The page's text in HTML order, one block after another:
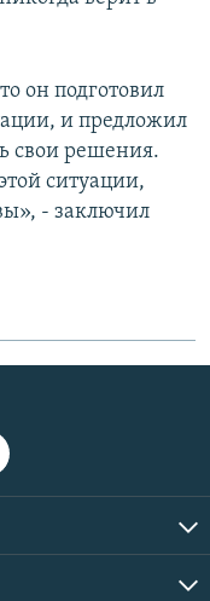
он подготовил
и предложил
свои решения.
ситуации,
- заключил